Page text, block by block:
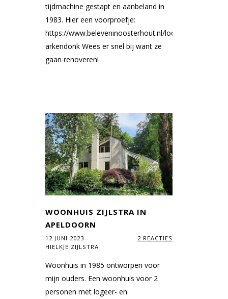
tijdmachine gestapt en aanbeland in
1983. Hier een voorproefje:
https://www.beleveninoosterhout.nl/locaties/
arkendonk Wees er snel bij want ze
gaan renoveren!
WOONHUIS ZIJLSTRA IN
APELDOORN
12 JUNI 2023
2 REACTIES
HIELKJE ZIJLSTRA
Woonhuis in 1985 ontworpen voor
mijn ouders. Een woonhuis voor 2
personen met logeer- en